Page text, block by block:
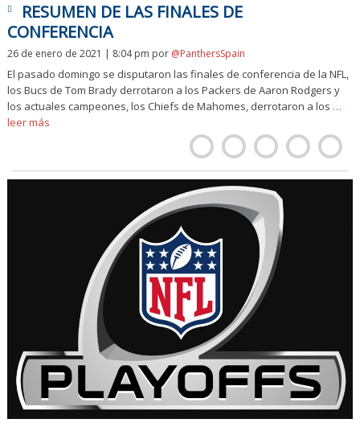
RESUMEN DE LAS FINALES DE
CONFERENCIA
26 de enero de 2021 | 8:04 pm por @PanthersSpain
El pasado domingo se disputaron las finales de conferencia de la NFL,
los Bucs de Tom Brady derrotaron a los Packers de Aaron Rodgers y
los actuales campeones, los Chiefs de Mahomes, derrotaron a los …
leer más